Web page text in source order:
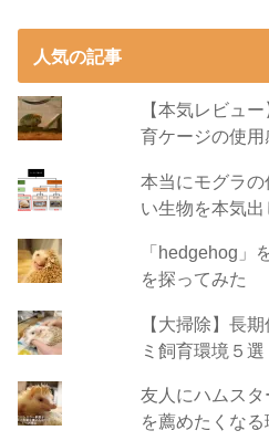
人気の記事
【本気レビュ
育ケージの使用
本当にモグラ
い生物を本気出
「hedgehog」
を探ってみた
【大掃除】長
ミ飼育環境５選
友人にハムス
を薦めたくな